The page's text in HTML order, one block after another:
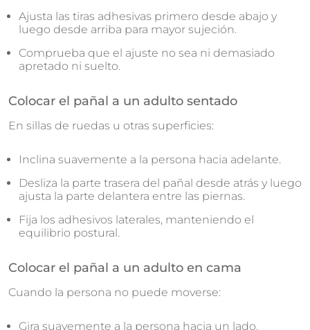
Ajusta las tiras adhesivas primero desde abajo y
luego desde arriba para mayor sujeción.
Comprueba que el ajuste no sea ni demasiado
apretado ni suelto.
Colocar el pañal a un adulto sentado
En sillas de ruedas u otras superficies:
Inclina suavemente a la persona hacia adelante.
Desliza la parte trasera del pañal desde atrás y luego
ajusta la parte delantera entre las piernas.
Fija los adhesivos laterales, manteniendo el
equilibrio postural.
Colocar el pañal a un adulto en cama
Cuando la persona no puede moverse:
Gira suavemente a la persona hacia un lado.